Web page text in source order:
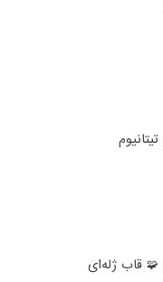
قاب ژله‌ای